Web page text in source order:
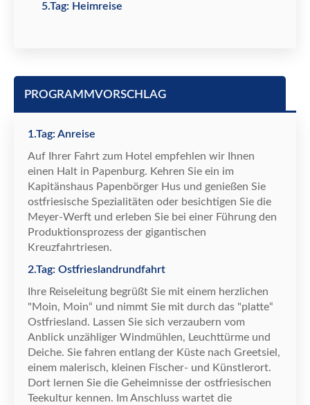
5.Tag: Heimreise
PROGRAMMVORSCHLAG
1.Tag: Anreise
Auf Ihrer Fahrt zum Hotel empfehlen wir Ihnen
einen Halt in Papenburg. Kehren Sie ein im
Kapitänshaus Papenbörger Hus und genießen Sie
ostfriesische Spezialitäten oder besichtigen Sie die
Meyer-Werft und erleben Sie bei einer Führung den
Produktionsprozess der gigantischen
Kreuzfahrtriesen.
2.Tag: Ostfrieslandrundfahrt
Ihre Reiseleitung begrüßt Sie mit einem herzlichen
"Moin, Moin“ und nimmt Sie mit durch das "platte“
Ostfriesland. Lassen Sie sich verzaubern vom
Anblick unzähliger Windmühlen, Leuchttürme und
Deiche. Sie fahren entlang der Küste nach Greetsiel,
einem malerisch, kleinen Fischer- und Künstlerort.
Dort lernen Sie die Geheimnisse der ostfriesischen
Teekultur kennen. Im Anschluss wartet die